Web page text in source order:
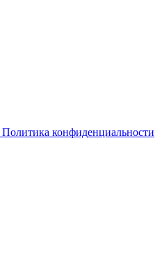
Политика конфиденциальности